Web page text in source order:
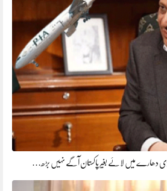
دھارے میں لائے بغیر پاکستان آگے نہیں بڑھ…